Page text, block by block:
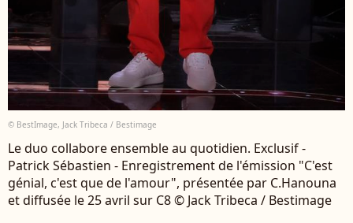
© BestImage, Jack Tribeca / Bestimage
Le duo collabore ensemble au quotidien. Exclusif -
Patrick Sébastien - Enregistrement de l'émission "C'est
génial, c'est que de l'amour", présentée par C.Hanouna
et diffusée le 25 avril sur C8 © Jack Tribeca / Bestimage